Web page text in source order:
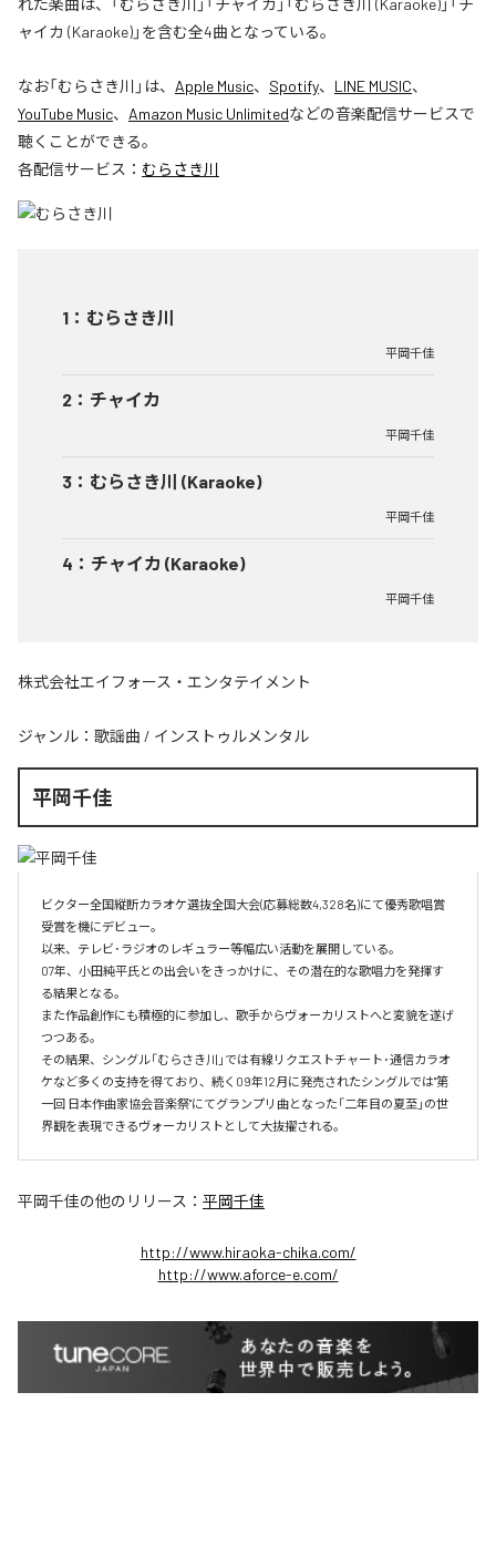
ャイカ (Karaoke)」を含む全4曲となっている。
なお「むらさき川 」は、 Apple Music、 Spotify、 LINE MUSIC、
YouTube Music、 Amazon Music Unlimitedなどの音楽配信サービスで
聴くことができる。
各配信サービス： むらさき川
1 ： むらさき川
平岡千佳
2 ： チャイカ
平岡千佳
3 ： むらさき川 (Karaoke)
平岡千佳
4 ： チャイカ (Karaoke)
平岡千佳
株式会社エイフォース・エンタテイメント
ジャンル： 歌謡曲 / インストゥルメンタル
平岡千佳
ビクター全国縦断カラオケ選抜全国大会(応募総数4,328名)にて優秀歌唱賞
受賞を機にデビュー。
以来、テレビ･ラジオのレギュラー等幅広い活動を展開している。
07年、小田純平氏との出会いをきっかけに、その潜在的な歌唱力を発揮す
る結果となる。
また作品創作にも積極的に参加し、歌手からヴォーカリストへと変貌を遂げ
つつある。
その結果、シングル「むらさき川」では有線リクエストチャート･通信カラオ
ケなど多くの支持を得ており、続く09年12月に発売されたシングルでは"第
一回 日本作曲家協会音楽祭"にてグランプリ曲となった「二年目の夏至」の世
界観を表現できるヴォーカリストとして大抜擢される。
平岡千佳の他のリリース： 平岡千佳
http://www.hiraoka-chika.com/
http://www.aforce-e.com/